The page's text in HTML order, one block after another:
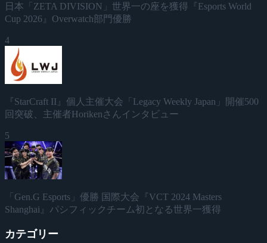
日本「ZETA DIVISION」世界一の座を獲得『Esports World
Cup 2026』Overwatch部門優勝
4
『StarCraft II』個人主催大会「Legacy Weekly Japan」開催500
回突破、主催者Horikenさんインタビュー
5
「Gen.G Esports」優勝 国際大会『VCT 2024 Masters
Shanghai』パシフィックチーム初となる世界一獲得
カテゴリー